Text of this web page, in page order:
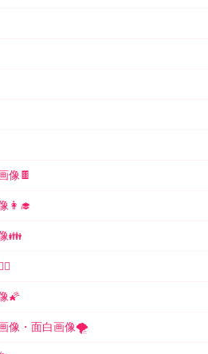
像🍫
👩‍🎓
👪
🌠
像・面白画像🌪